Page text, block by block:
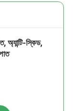
অ্যান্টি-স্কিড,